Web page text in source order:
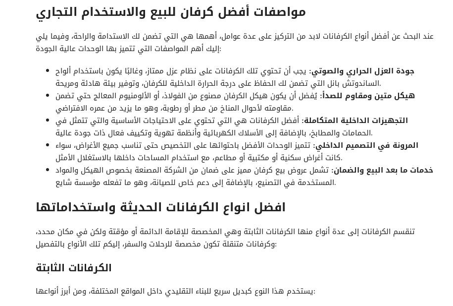
مواصفات أفضل كرفان للبيع والاستخدام التجاري
عند البحث عن أفضل أنواع الكرفانات لابد من التركيز على عدة عوامل، أهمها هي التي تضمن لك الاستدامة والراحة، وفيما يلي
إليك أهم المواصفات التي تتميز بها الوحدات عالية الجودة:
جودة العزل الحراري والصوتي: يجب أن تحتوي تلك الكرفانات على نظام عزل ممتاز، وغالبًا يكون باستخدام ألواح
الساندوتش بانل التي تضمن لك الحفاظ على درجة الحرارة الداخلية للكرفان، وتوفير بيئة هادئة ومريحة.
هيكل متين ومقاوم للصدأ: يُفضل أن يكون هيكل الكرفان مصنوع من الفولاذ، أو الألومنيوم المعالج حتي تضمن
مقاومته لأحوال المناخ من مطر أو رطوبة، وهو ما يزيد من عمره الافتراضي.
التجهيزات الداخلية المتكاملة: أفضل الكرفانات هي التي تحتوي على الاحتياجات الأساسية والتي تتمثل في
الحمامات والمطابخ، بالإضافة إلى الأسلاك الكهربائية وأنظمة تهوية وتكييف فعال ذات جودة عالية.
المرونة في التصميم الداخلي: تتميز الوحدات الأفضل باحتوائها على التخصيص حتى تناسب جميع الأغراض، سواء
كانت أغراض سكنية أو مكتبية أو مطاعم، مع استخدام المساحات داخلها بالاستغلال الأمثل.
خدمات ما بعد البيع والضمان: تشمل عروض بيع كرفان مميز على ضمان من الشركة المصنعة بخصوص الهيكل والمواد
المستخدمة في التصنيع، بالإضافة إلى دعم خاص للصيانة، وهو ما تفعله مؤسسة شايع.
افضل انواع الكرفانات الحديثة واستخداماتها
تنقسم الكرفانات إلى عدة أنواع منها الكرفانات الثابتة وهي المخصصة للإقامة الدائمة أو مؤقتة ولكن في مكان محدد،
وكرفانات متنقلة تكون مخصصة للرحلات والسفر، إليكم تلك الأنواع بالتفصيل:
الكرفانات الثابتة
يستخدم هذا النوع كبديل سريع للبناء التقليدي داخل المواقع المختلفة، ومن أبرز أنواعها: